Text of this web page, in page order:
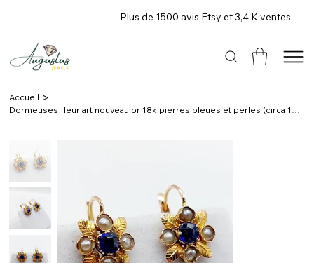
Plus de 1500 avis Etsy et 3,4 K ventes
Accueil >
Dormeuses fleur art nouveau or 18k pierres bleues et perles (circa 1910)